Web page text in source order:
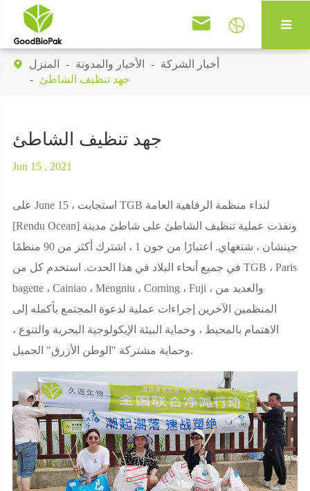
 
 المنزل الأخبار والمدونة
أخبار الشركة
جهد تنظيف الشاطئ
جهد تنظيف الشاطئ
Jun 15 , 2021
على June 15 ، استجابت TGB لنداء منظمة الرفاهية العامة
[Rendu Ocean] ونفذت عملية تنظيف الشاطئ على شاطئ مدينة
جينشان ، شنغهاي. اعتبارًا من جون 1 ، اشترك أكثر من 90 منظمًا
في جميع أنحاء البلاد في هذا الحدث. استخدم كل من TGB ، Paris
bagette ، Cainiao ، Mengniu ، Corning ، Fuji ، والعديد من
المنظمين الآخرين إجراءات عملية لدعوة المجتمع بأكمله إلى
الاهتمام بالمحيط ، وحماية البيئة الإيكولوجية البحرية والتنوع ،
وحماية مشتركة "الوطن الأزرق" الجميل.